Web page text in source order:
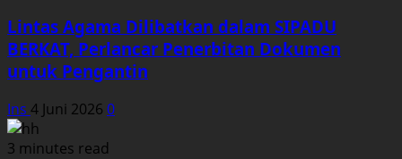
Lintas Agama Dilibatkan dalam SIPADU
BERKAT, Perlancar Penerbitan Dokumen
untuk Pengantin
Ins 4 Juni 2026 0
3 minutes read